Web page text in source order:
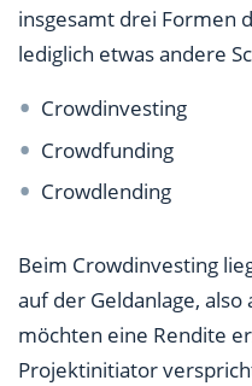
insgesamt drei Formen
lediglich etwas andere
Crowdinvesting
Crowdfunding
Crowdlending
Beim Crowdinvesting
auf der Geldanlage,
möchten eine Rendite
Projektinitiator